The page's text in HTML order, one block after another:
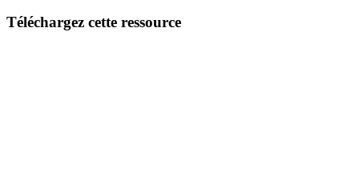
Téléchargez cette ressource